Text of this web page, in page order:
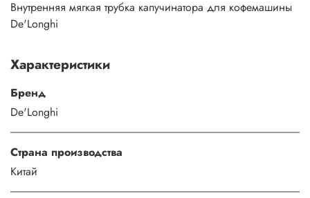
Внутренняя мягкая трубка капучинатора для кофемашины
De'Longhi
Характеристики
Бренд
De'Longhi
Страна производства
Китай